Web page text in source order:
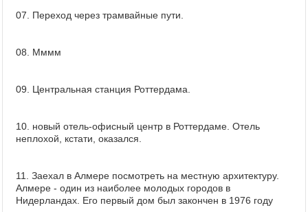
07. Переход через трамвайные пути.
08. Мммм
09. Центральная станция Роттердама.
10. новый отель-офисный центр в Роттердаме. Отель
неплохой, кстати, оказался.
11. Заехал в Алмере посмотреть на местную архитектуру.
Алмере - один из наиболее молодых городов в
Нидерландах. Его первый дом был закончен в 1976 году